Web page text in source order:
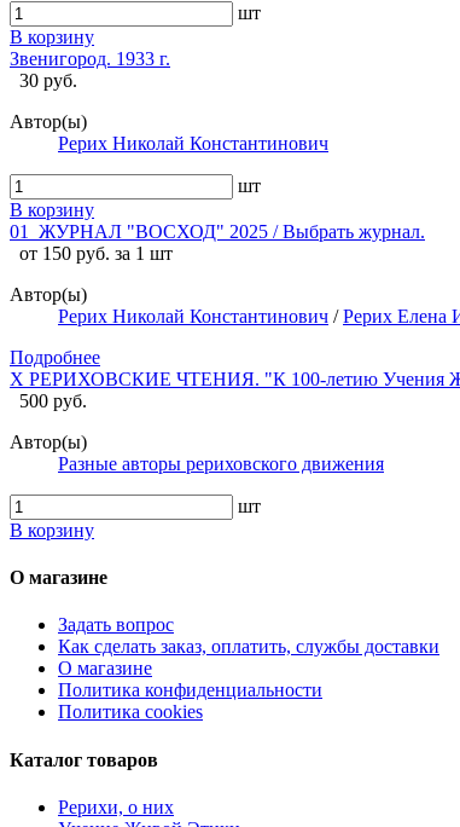
шт
В корзину
Звенигород. 1933 г.
30 руб.
Автор(ы)
Рерих Николай Константинович
шт
В корзину
01_ЖУРНАЛ "ВОСХОД" 2025 / Выбрать журнал.
от 150 руб. за 1 шт
Автор(ы)
Рерих Николай Константинович /Рерих Елена
Подробнее
X РЕРИХОВСКИЕ ЧТЕНИЯ. "К 100-летию Учения
500 руб.
Автор(ы)
Разные авторы рериховского движения
шт
В корзину
О магазине
Задать вопрос
Как сделать заказ, оплатить, службы доставки
О магазине
Политика конфиденциальности
Политика cookies
Каталог товаров
Рерихи, о них